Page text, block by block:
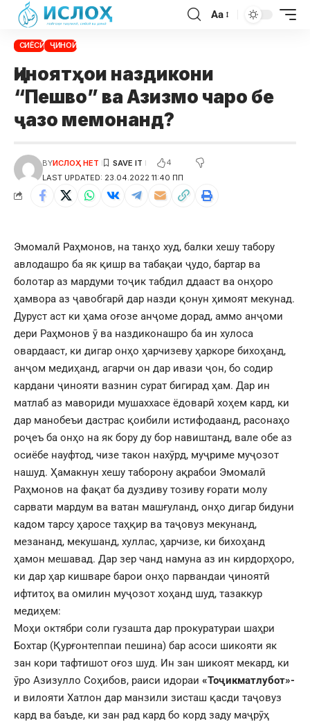
Aa
СИЁСӢ ҶИНОӢ
Ҷиноятҳои наздикони
“Пешво” ва Азизмо чаро бе
ҷазо мемонанд?
LAST UPDATED: 23.04.2022 11:40 ПП
BYИСЛОҲ НЕТ 4
Эмомалӣ Раҳмонов, на танҳо худ, балки хешу табору
авлодашро ба як қишр ва табақаи ҷудо, бартар ва
болотар аз мардуми тоҷик табдил ддааст ва онҳоро
ҳамвора аз ҷавобгарӣ дар назди қонун ҳимоят мекунад.
Дуруст аст ки ҳама оғозе анҷоме дорад, аммо анҷоми
дери Раҳмонов ӯ ва наздиконашро ба ин хулоса
овардааст, ки дигар онҳо ҳарчизеву ҳаркоре бихоҳанд,
анҷом медиҳанд, агарчи он дар ивази ҷон, бо содир
кардани ҷинояти вазнин сурат бигирад ҳам. Дар ин
матлаб аз мавориди мушаххасе ёдоварӣ хоҳем кард, ки
дар манобеъи дастрас қоибили истифодаанд, расонаҳо
роҷеъ ба онҳо на як бору ду бор навиштанд, вале обе аз
осиёбе науфтод, чизе такон нахӯрд, муҷриме муҷозот
нашуд. Ҳамакнун хешу таборону ақрабои Эмомалӣ
Раҳмонов на фақат ба дуздиву тозиву ғорати молу
сарвати мардум ва ватан машғуланд, онҳо дигар бидуни
кадом тарсу ҳаросе таҳқир ва таҷовуз мекунанд,
мезананд, мекушанд, хуллас, ҳарчизе, ки бихоҳанд
ҳамон мешавад. Дар зер чанд намуна аз ин кирдорҳоро,
ки дар ҳар кишваре барои онҳо парвандаи ҷиноятӣ
ифтитоҳ ва омилин муҷозот хоҳанд шуд, тазаккур
медиҳем:
Моҳи октябри соли гузашта дар прокуратураи шаҳри
Бохтар (Қурғонтеппаи пешина) бар асоси шикояти як
зан кори тафтишот оғоз шуд. Ин зан шикоят мекард, ки
ӯро Азизулло Соҳибов, раиси идораи «Тоҷикматлубот»-
и вилояти Хатлон дар манзили зисташ қасди таҷовуз
кард ва баъде, ки зан рад кард бо корд заду маҷрӯҳ